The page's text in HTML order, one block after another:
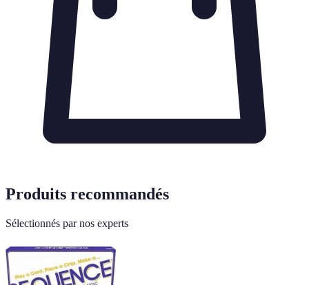
Produits recommandés
Sélectionnés par nos experts